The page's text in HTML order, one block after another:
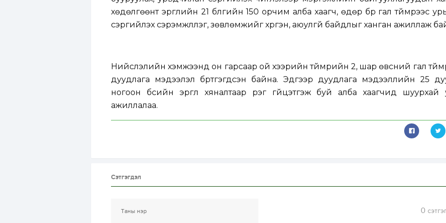
хөдөлгөөнт эргүүлийн 21 бүлгийн 150 орчим алба хаагч, өдөр бүр гал түймрээс
сэргийлэх сэрэмжлүүлэг, зөвлөмжийг хүргэн, аюулгүй байдлыг ханган ажиллаж
Нийслэлийн хэмжээнд он гарсаар ой хээрийн түймрийн 2, шар өвсний гал
дуудлага мэдээлэл бүртгэгдсэн байна. Эдгээр дуудлага мэдээллийн 25
ногоон бүсийн эргүүл хяналтаар үүрэг гүйцэтгэж буй алба хаагчид шуурхай
ажиллалаа.
Сэтгэгдэл
0